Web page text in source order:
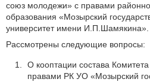
союз молодежи» с правами
образования «Мозырский
университет имени И.П.Шамякина».
Рассмотрены следующие вопросы:
О кооптации состава
правами РК УО «Мозырский